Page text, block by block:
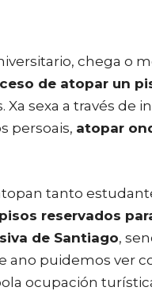
chega o
de atopar un
sexa a través de
persoais, atopar
tanto
reservados
de Santiago,
ano puidemos ver
ocupación